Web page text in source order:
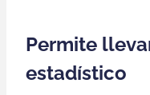
Permite
estadístico